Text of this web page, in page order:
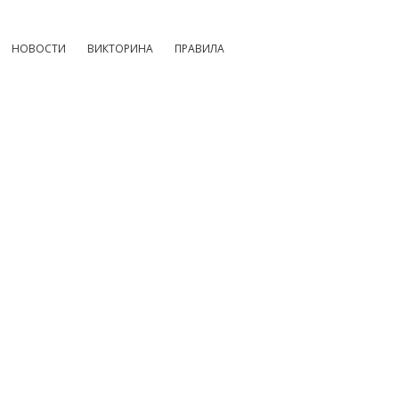
НОВОСТИ ВИКТОРИНА ПРАВИЛА